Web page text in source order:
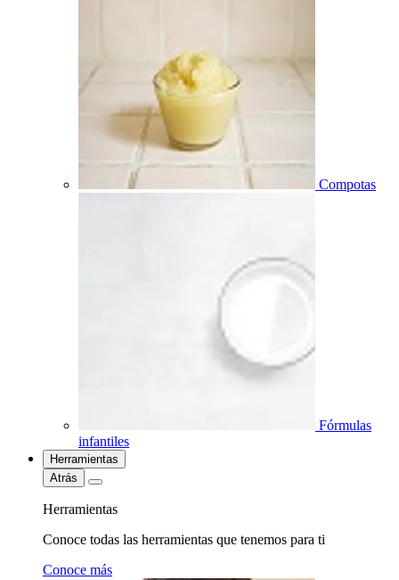
Compotas
Fórmulas
infantiles
Herramientas
Atrás
Herramientas
Conoce todas las herramientas que tenemos para ti
Conoce más